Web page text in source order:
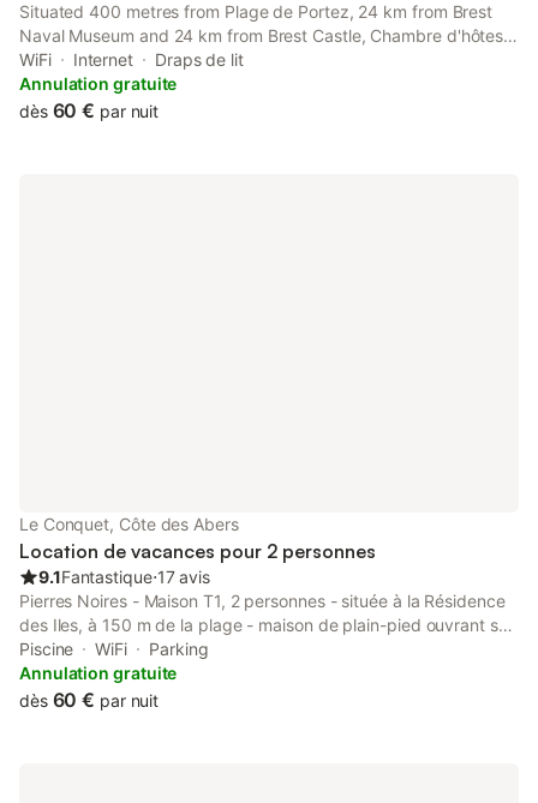
Situated 400 metres from Plage de Portez, 24 km from Brest
Naval Museum and 24 km from Brest Castle, Chambre d'hôtes
La Maison du Neuilly features accommodation located in Le
Conquet.
WiFi Internet
Draps de lit
Annulation gratuite
dès 60 € par nuit
Le Conquet, Côte des Abers
Location de vacances pour 2 personnes
9.1Fantastique⋅17 avis
Pierres Noires - Maison T1, 2 personnes - située à la Résidence
des Iles, à 150 m de la plage - maison de plain-pied ouvrant sur
le jardin privatif par une très grande baie vitrée - espace
chambre avec un lit de 140 séparé du séjour par un rideau -
séjour avec un canapé BZ pouvant servir de couchage
Piscine WiFi
Parking
Annulation gratuite
dès 60 € par nuit